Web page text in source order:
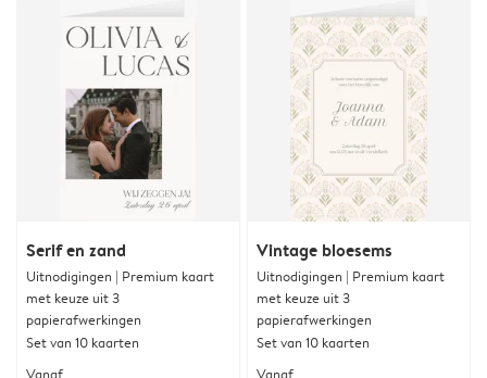
Serif en zand
Uitnodigingen | Premium kaart
met keuze uit 3
papierafwerkingen
Set van 10 kaarten
Vanaf
Vintage bloesems
Uitnodigingen | Premium kaart
met keuze uit 3
papierafwerkingen
Set van 10 kaarten
Vanaf